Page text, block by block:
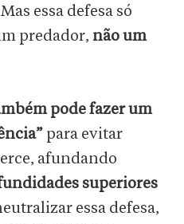
essa defesa só
predador, não um
pode fazer um
para evitar
afundando
superiores
essa defesa,